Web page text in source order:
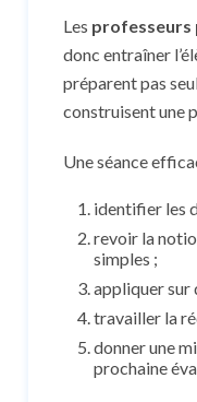
Les professeurs
donc entraîner
préparent pas
construisent une
Une séance
identifier les
revoir la
simples ;
appliquer sur
travailler la
donner une
prochaine